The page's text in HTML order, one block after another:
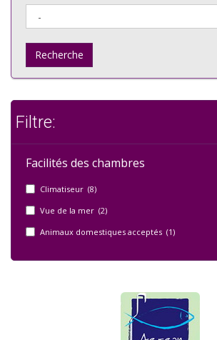
Recherche
Filtre:
Facilités des chambres
Climatiseur (8)
Vue de la mer (2)
Animaux domestiques acceptés (1)